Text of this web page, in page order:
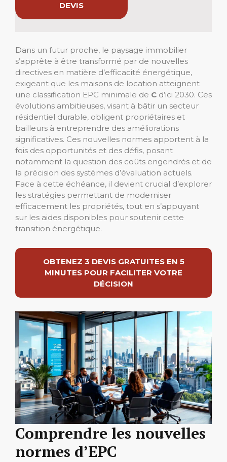
DEVIS
Dans un futur proche, le paysage immobilier
s’apprête à être transformé par de nouvelles
directives en matière d’efficacité énergétique,
exigeant que les maisons de location atteignent
une classification EPC minimale de C d’ici 2030. Ces
évolutions ambitieuses, visant à bâtir un secteur
résidentiel durable, obligent propriétaires et
bailleurs à entreprendre des améliorations
significatives. Ces nouvelles normes apportent à la
fois des opportunités et des défis, posant
notamment la question des coûts engendrés et de
la précision des systèmes d’évaluation actuels.
Face à cette échéance, il devient crucial d’explorer
les stratégies permettant de moderniser
efficacement les propriétés, tout en s’appuyant
sur les aides disponibles pour soutenir cette
transition énergétique.
OBTENEZ 3 DEVIS GRATUITES EN 5
MINUTES POUR FACILITER VOTRE
DÉCISION
Comprendre les nouvelles
normes d’EPC